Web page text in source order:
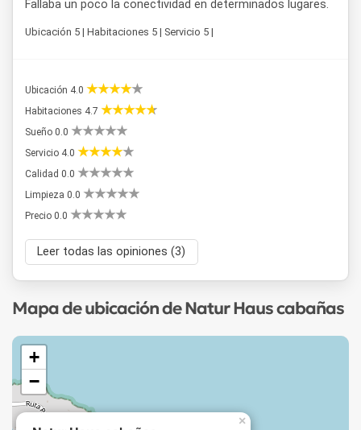
Fallaba un poco la conectividad en determinados lugares.
Ubicación 5 | Habitaciones 5 | Servicio 5 |
Ubicación 4.0
Habitaciones 4.7
Sueño 0.0
Servicio 4.0
Calidad 0.0
Limpieza 0.0
Precio 0.0
Leer todas las opiniones (3)
Mapa de ubicación de Natur Haus cabañas
×
+
−